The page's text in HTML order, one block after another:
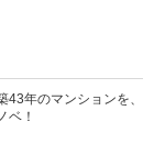
年のマンションを、
ベ！